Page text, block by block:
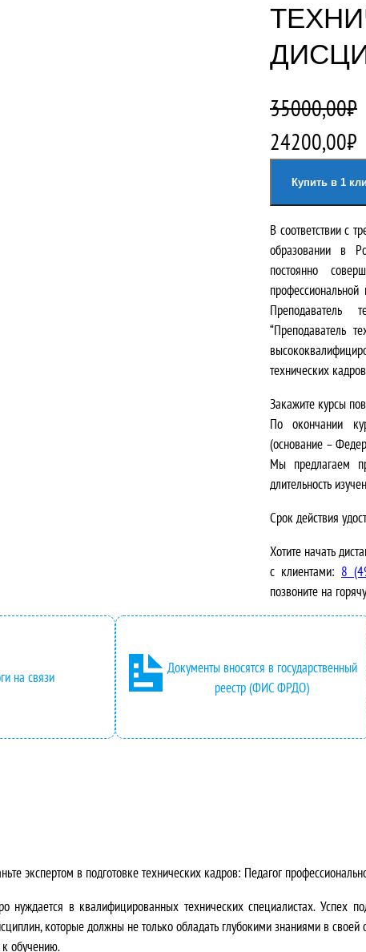
35000,00₽
П
р
в
о
н
а
ч
а
л
ь
н
а
я
ц
н
с
а
в
24200,00₽
е
к
у
а
я
ц
е
н
а
:
2
4
2
0
0
Купить в 1
В соответствии с
образовании в
постоянно
профессиональной
Преподаватель
“Преподаватель
технических
Закажите курсы
По окончании
(основание –
Мы предлагаем
длительность
Срок действия
Хотите начать
с клиентами: 8
позвоните на
на связи
Документы вносятся в государственный
реестр (ФИС ФРДО)
экспертом в подготовке технических кадров: Педагог
нуждается в квалифицированных технических специалистах. Успех
которые должны не только обладать глубокими знаниями в
к обучению.